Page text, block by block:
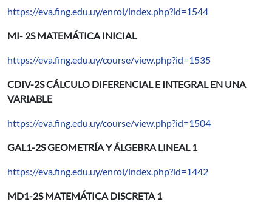
https://eva.fing.edu.uy/enrol/index.php?id=1544
MI- 2S MATEMÁTICA INICIAL
https://eva.fing.edu.uy/course/view.php?id=1535
CDIV-2S CÁLCULO DIFERENCIAL E INTEGRAL EN UNA
VARIABLE
https://eva.fing.edu.uy/course/view.php?id=1504
GAL1-2S GEOMETRÍA Y ÁLGEBRA LINEAL 1
https://eva.fing.edu.uy/enrol/index.php?id=1442
MD1-2S MATEMÁTICA DISCRETA 1